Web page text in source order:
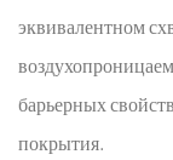
эквивалентном
барьерных
покрытия.